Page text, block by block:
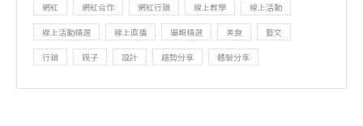
網紅 網紅合作 網紅行銷 線上教學 線上活動
線上活動精選 線上直播 編輯精選 美食 藝文
行銷 親子 設計 趨勢分享 體驗分享